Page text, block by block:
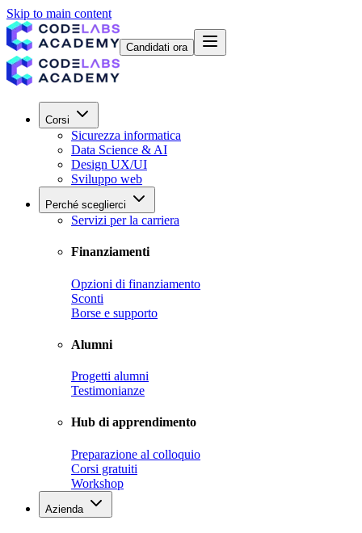
Skip to main content
Candidati ora
Corsi
Sicurezza informatica
Data Science & AI
Design UX/UI
Sviluppo web
Perché sceglierci
Servizi per la carriera
Finanziamenti
Opzioni di finanziamento
Sconti
Borse e supporto
Alumni
Progetti alumni
Testimonianze
Hub di apprendimento
Preparazione al colloquio
Corsi gratuiti
Workshop
Azienda